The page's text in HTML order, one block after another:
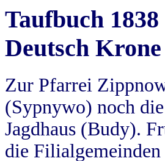
Taufbuch
Deutsch Krone
Zur Pfarrei
(Sypnywo) noch
Jagdhaus (Budy).
die